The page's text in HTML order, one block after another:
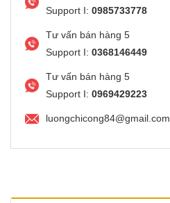
Support I: 0985733778
Tư vấn bán hàng 5
Support I: 0368146449
Tư vấn bán hàng 5
Support I: 0969429223
luongchicong84@gmail.com